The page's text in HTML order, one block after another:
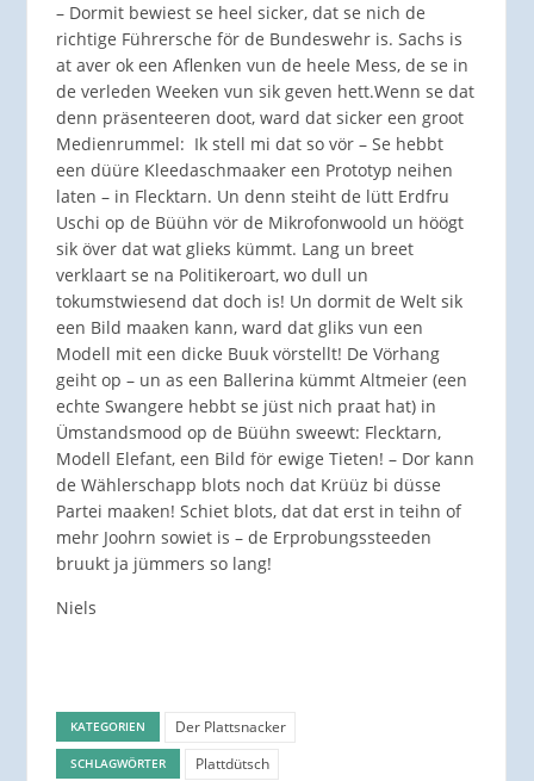
– Dormit bewiest se heel sicker, dat se nich de
richtige Führersche för de Bundeswehr is. Sachs is
at aver ok een Aflenken vun de heele Mess, de se in
de verleden Weeken vun sik geven hett.Wenn se dat
denn präsenteeren doot, ward dat sicker een groot
Medienrummel: Ik stell mi dat so vör – Se hebbt
een düüre Kleedaschmaaker een Prototyp neihen
laten – in Flecktarn. Un denn steiht de lütt Erdfru
Uschi op de Büühn vör de Mikrofonwoold un höögt
sik över dat wat glieks kümmt. Lang un breet
verklaart se na Politikeroart, wo dull un
tokumstwiesend dat doch is! Un dormit de Welt sik
een Bild maaken kann, ward dat gliks vun een
Modell mit een dicke Buuk vörstellt! De Vörhang
geiht op – un as een Ballerina kümmt Altmeier (een
echte Swangere hebbt se jüst nich praat hat) in
Ümstandsmood op de Büühn sweewt: Flecktarn,
Modell Elefant, een Bild för ewige Tieten! – Dor kann
de Wählerschapp blots noch dat Krüüz bi düsse
Partei maaken! Schiet blots, dat dat erst in teihn of
mehr Joohrn sowiet is – de Erprobungssteeden
bruukt ja jümmers so lang!
Niels
KATEGORIEN Der Plattsnacker
SCHLAGWÖRTER Plattdütsch